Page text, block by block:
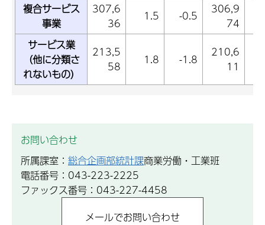
複合サービス
事業
307,6
36
1.5 -0.5
306,9
74
サービス業
（他に分類さ
れないもの）
213,5
58
1.8 -1.8
210,6
11
お問い合わせ
所属課室： 総合企画部統計課商業労働・工業班
電話番号：043-223-2225
ファックス番号：043-227-4458